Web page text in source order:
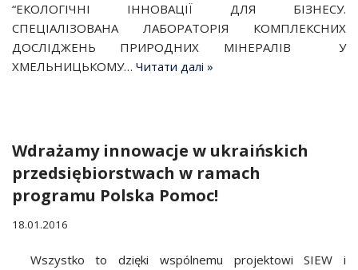
“ЕКОЛОГІЧНІ ІННОВАЦІЇ ДЛЯ БІЗНЕСУ.
СПЕЦІАЛІЗОВАНА ЛАБОРАТОРІЯ КОМПЛЕКСНИХ
ДОСЛІДЖЕНЬ ПРИРОДНИХ МІНЕРАЛІВ У
ХМЕЛЬНИЦЬКОМУ… Читати далі »
Wdrażamy innowacje w ukraińskich
przedsiębiorstwach w ramach
programu Polska Pomoc!
18.01.2016
Wszystko to dzięki wspólnemu projektowi SIEW i